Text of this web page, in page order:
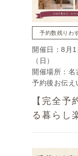
予約数残りわ
開催日：8月
（日）
開催場所：
予約後お伝え
【完全予
る暮らし